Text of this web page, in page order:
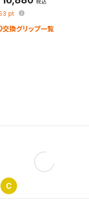
税込
pt
交換グリップ一覧
C
、条件を変更